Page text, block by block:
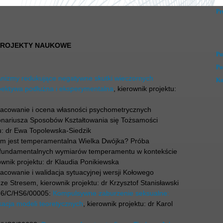
NAUKOWE
redukujące negatywne skutki wieczornych
podłużna i eksperymentalna, kierownik projektu:
i ocena własności psychometrycznych
Sposobów Kształtowania się Tożsamości
dr Ewa Topolewska-Siedzik
jest temperamentalna Wielka Dwójka? Próba
wymiarów temperamentu w kontekście
projektu: dr Klaudia Ponikiewska
i walidacja sytuacyjnej wersji Kołowego
Stresem, kierownik projektu: dr Krzysztof Stanisławski
C/HS6/00005: Kompulsywne zaburzenie seksualne:
modeli teoretycznych, kierownik projektu: dr Karol